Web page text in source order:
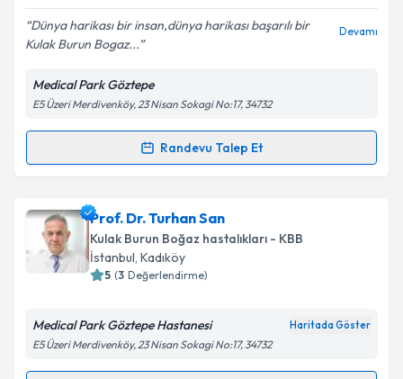
E-posta Adresiniz
Kişisel verilerimin işlenmesine ilişkin
Metni'ni okudum ve kişisel verilerimin belirtilen
kapsamda işlenmesini kabul ediyorum.
Dünya harikası bir insan,dünya harikası başarılı bir
Kulak Burun Bogaz...
Devamı
Medical Park Göztepe
E5 Üzeri Merdivenköy, 23 Nisan Sokagi No:17, 34732
Randevu Talep Et
Randevu Takvimi Talebi
Uzm. Dr. Hande Senem Deveci
talebi oluşturun. Size bu uzmandan randevu almanız
için bir takvim hazırlandığında e-posta ile
bilgilendireceğiz.
Prof. Dr. Turhan San
Kulak Burun Boğaz hastalıkları - KBB
İstanbul, Kadıköy
5 (3 Değerlendirme)
Medical Park Göztepe Hastanesi Haritada Göster
E5 Üzeri Merdivenköy, 23 Nisan Sokagi No:17, 34732